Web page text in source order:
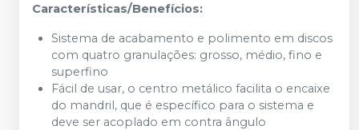
Características/Benefícios:
Sistema de acabamento e polimento em discos
com quatro granulações: grosso, médio, fino e
superfino
Fácil de usar, o centro metálico facilita o encaixe
do mandril, que é específico para o sistema e
deve ser acoplado em contra ângulo